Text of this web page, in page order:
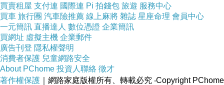
買賣租屋 支付連 國際連 Pi 拍錢包 旅遊 服務中心
買車 旅行團 汽車險推薦 線上麻將 雜誌 星座命理 會員中心
一元簡訊 直播達人 數位憑證 企業簡訊
買網址 虛擬主機 企業郵件
廣告刊登 隱私權聲明
消費者保護 兒童網路安全
About PChome 投資人聯絡 徵才
著作權保護 ｜網路家庭版權所有、轉載必究 ‧Copyright PChome